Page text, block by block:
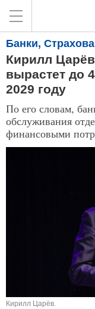
Банки,
Кирилл
вырастет до
2029 году
По его словам,
обслуживания
финансовыми
Кирилл Царёв.